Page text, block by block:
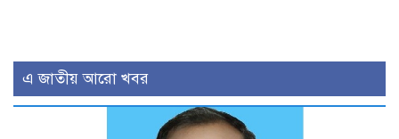
এ জাতীয় আরো খবর